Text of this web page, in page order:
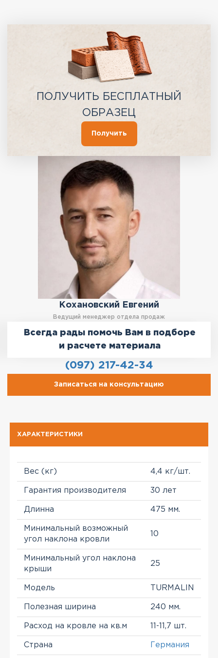
ПОЛУЧИТЬ БЕСПЛАТНЫЙ
ОБРАЗЕЦ
Получить
Кохановский Евгений
Ведущий менеджер отдела продаж
Всегда рады помочь Вам в подборе
и расчете материала
(097) 217-42-34
Записаться на консультацию
ХАРАКТЕРИСТИКИ
Вес (кг) 4,4 кг/шт.
Гарантия производителя 30 лет
Длинна 475 мм.
Минимальный возможный
угол наклона кровли
10
Минимальный угол наклона
крыши
25
Модель TURMALIN
Полезная ширина 240 мм.
Расход на кровле на кв.м 11-11,7 шт.
Страна Германия